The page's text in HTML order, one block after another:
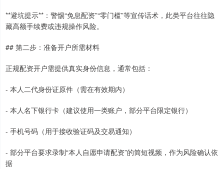
**避坑提示**：警惕“免息配资”“零门槛”等宣传话术，此类平台往往隐
藏高额手续费或违规操作风险。
## 第二步：准备开户所需材料
正规配资开户需提供真实身份信息，通常包括：
- 本人二代身份证原件（需在有效期内）
- 本人名下银行卡（建议使用一类账户，部分平台限定银行）
- 手机号码（用于接收验证码及交易通知）
- 部分平台要求录制“本人自愿申请配资”的简短视频，作为风险确认依
据